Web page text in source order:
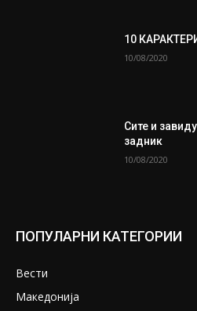
10
10/08/2020
Сите и
задник
10/08/2020
ПОПУЛАРНИ КАТЕГОРИИ
Вести
Македонија